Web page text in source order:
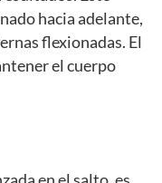
hacia adelante,
flexionadas. El
el cuerpo